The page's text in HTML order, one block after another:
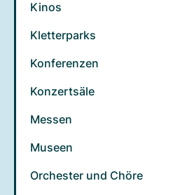
Kinos
Kletterparks
Konferenzen
Konzertsäle
Messen
Museen
Orchester und Chöre